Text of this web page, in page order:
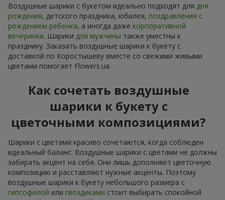
Воздушные шарики с букетом идеально подходят для дня
рождения, детского праздника, юбилея, поздравления с
рождением ребенка, а иногда даже корпоративной
вечеринки. Шарики для мужчины также уместны к
празднику. Заказать воздушные шарики к букету с
доставкой по Коростышеву вместе со свежими живыми
цветами помогает Flowers.ua.
Как сочетать воздушные
шарики к букету с
цветочными композициями?
Шарики с цветами красиво сочетаются, когда соблюден
идеальный баланс. Воздушные шарики с цветами не должны
забирать акцент на себя. Они лишь дополняют цветочную
композицию и расставляют нужные акценты. Поэтому
воздушные шарики к букету небольшого размера с
гипсофилой или гвоздиками стоит выбирать спокойной